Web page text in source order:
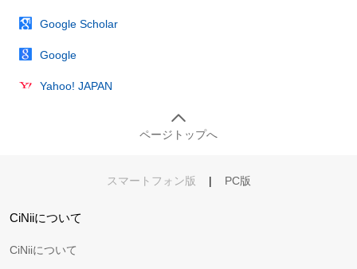
Google Scholar
Google
Yahoo! JAPAN
ページトップへ
スマートフォン版 | PC版
CiNiiについて
CiNiiについて